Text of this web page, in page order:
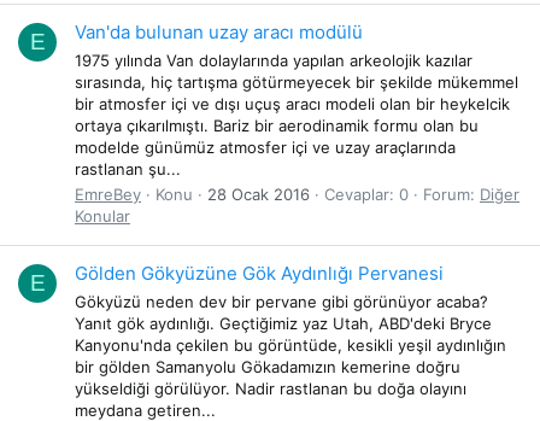
E Van'da bulunan uzay aracı modülü
1975 yılında Van dolaylarında yapılan arkeolojik kazılar
sırasında, hiç tartışma götürmeyecek bir şekilde mükemmel
bir atmosfer içi ve dışı uçuş aracı modeli olan bir heykelcik
ortaya çıkarılmıştı. Bariz bir aerodinamik formu olan bu
modelde günümüz atmosfer içi ve uzay araçlarında
rastlanan şu...
EmreBey
Konu 28 Ocak 2016 Cevaplar: 0 Forum: Diğer
Konular
E Gölden Gökyüzüne Gök Aydınlığı Pervanesi
Gökyüzü neden dev bir pervane gibi görünüyor acaba?
Yanıt gök aydınlığı. Geçtiğimiz yaz Utah, ABD'deki Bryce
Kanyonu'nda çekilen bu görüntüde, kesikli yeşil aydınlığın
bir gölden Samanyolu Gökadamızın kemerine doğru
yükseldiği görülüyor. Nadir rastlanan bu doğa olayını
meydana getiren...